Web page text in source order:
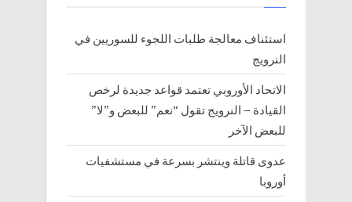
استئناف معالجة طلبات اللجوء للسوريين في
النرويج
الاتحاد الأوروبي تعتمد قواعد جديدة لرخص
القيادة – النرويج تقول “نعم” للبعض و”لا”
للبعض الآخر
عدوى قاتلة وينتشر بسرعة في مستشفيات
أوروبا